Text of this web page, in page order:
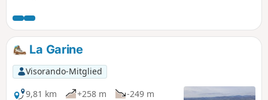
umliegenden Berge.
La Garine
Visorando-Mitglied
9,81 km
+258 m
-249 m